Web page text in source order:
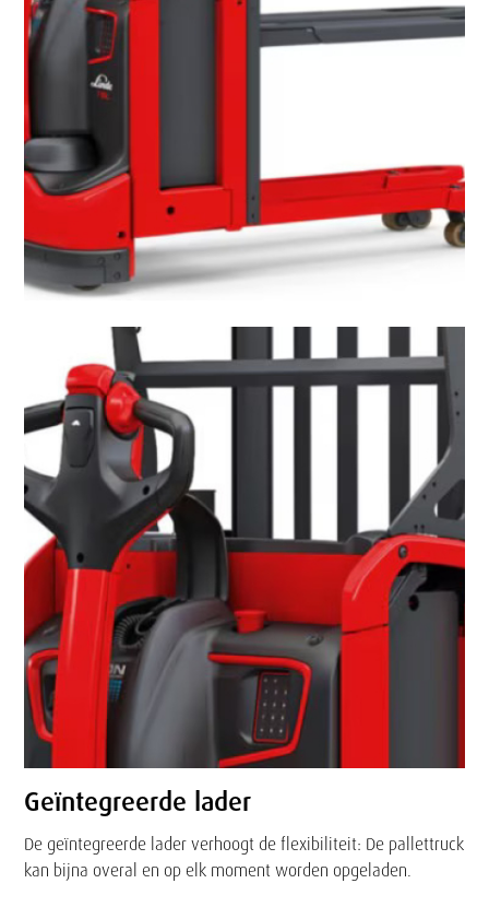
Geïntegreerde lader
De geïntegreerde lader verhoogt de flexibiliteit: De pallettruck
kan bijna overal en op elk moment worden opgeladen.